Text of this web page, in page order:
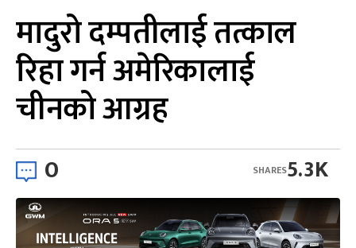
मादुरो दम्पतीलाई तत्काल
रिहा गर्न अमेरिकालाई
चीनको आग्रह
0 5.3K
SHARES